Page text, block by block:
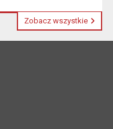
Zobacz wszystkie